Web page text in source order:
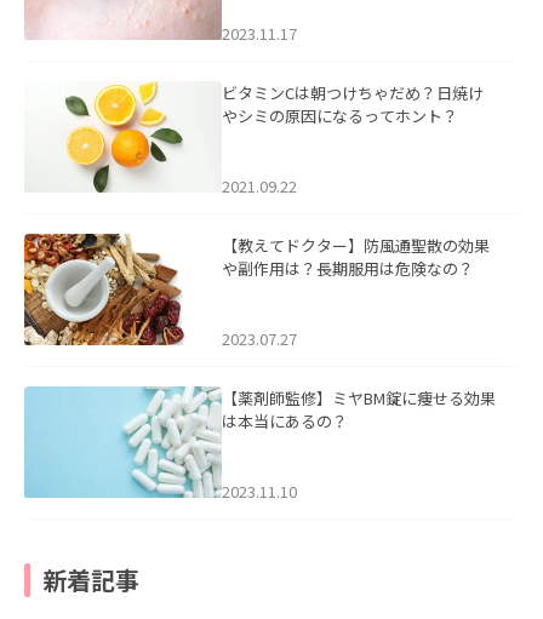
2023.11.17
ビタミンCは朝つけちゃだめ？日焼け
やシミの原因になるってホント？
2021.09.22
【教えてドクター】防風通聖散の効果
や副作用は？長期服用は危険なの？
2023.07.27
【薬剤師監修】ミヤBM錠に痩せる効果
は本当にあるの？
2023.11.10
新着記事